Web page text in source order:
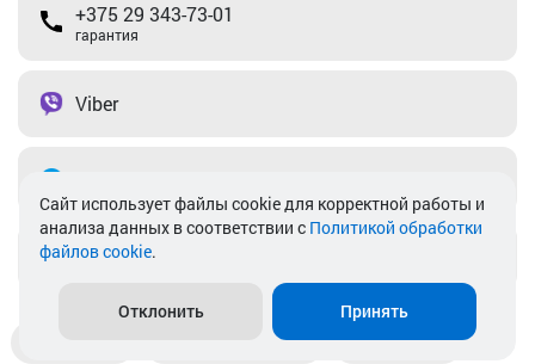
+375 29 343-73-01
гарантия
Viber
info@akkamulik.by
Пункты выдачи Магазины
Cайт использует файлы cookie для корректной работы и
анализа данных в соответствии с Политикой обработки
файлов cookie.
Отклонить Принять